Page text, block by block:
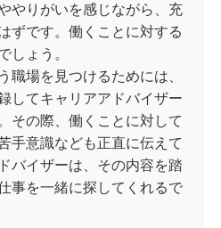
やりがいを感じながら、充
ずです。働くことに対する
しょう。
職場を見つけるためには、
してキャリアアドバイザー
その際、働くことに対して
手意識なども正直に伝えて
バイザーは、その内容を踏
事を一緒に探してくれるで